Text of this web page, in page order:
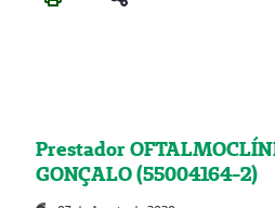
Prestador
GONÇALO (55004164-2)